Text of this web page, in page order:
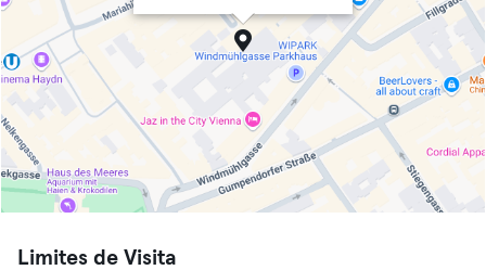
Limites de Visita